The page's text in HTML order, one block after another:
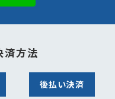
済方法
後払い決済